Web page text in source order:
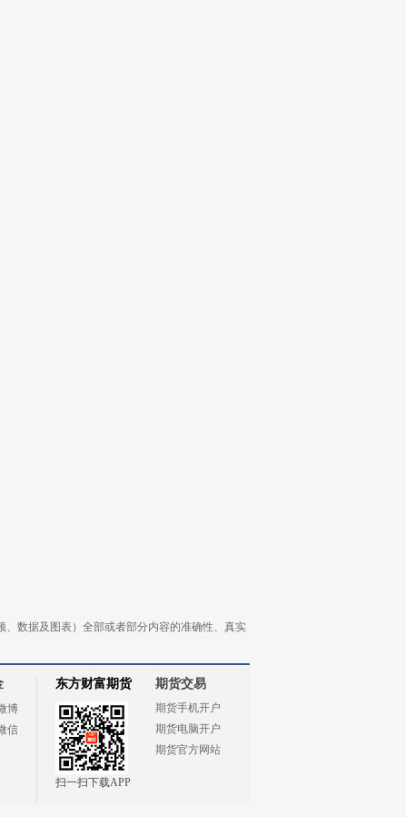
数据及图表）全部或者部分内容的准确性、真实
博
信
东方财富期货
扫一扫下载APP
期货交易
期货手机开户
期货电脑开户
期货官方网站